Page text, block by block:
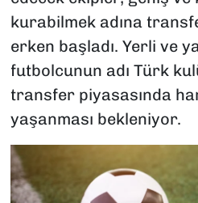
kurabilmek adına
erken başladı. Yerli ve
futbolcunun adı Türk
transfer piyasasında
yaşanması bekleniyor.